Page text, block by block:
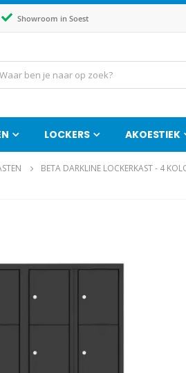
Showroom in Soest
LOCKERS AKOESTIEK
BETA DARKLINE LOCKERKAST - 4